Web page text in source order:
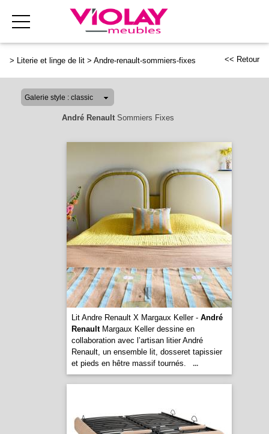
> Literie et linge de lit > Andre-renault-sommiers-fixes << Retour
André RenaultSommiers Fixes
Lit Andre Renault X Margaux Keller - André
RenaultMargaux Keller dessine en
collaboration avec l’artisan litier André
Renault, un ensemble lit, dosseret tapissier
et pieds en hêtre massif tournés.
...